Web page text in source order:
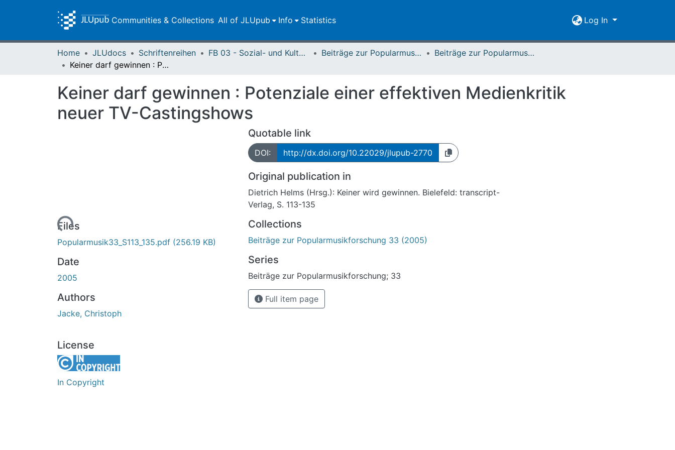
Communities & Collections All of JLUpub Info Statistics Log In
Home JLUdocs Schriftenreihen FB 03 - Sozial- und Kulturwissenschaften Beiträge zur Popularmusikforschung
Beiträge zur Popularmusikforschung 33 (2005)
Keiner darf gewinnen : Potenziale einer effektiven Medienkritik neuer TV-Castingshows
Keiner darf gewinnen : Potenziale einer effektiven Medienkritik
neuer TV-Castingshows
Loading...
Files
Popularmusik33_S113_135.pdf (256.19 KB)
Date
2005
Authors
Jacke, Christoph
License
In Copyright
Quotable link
DOI: http://dx.doi.org/10.22029/jlupub-2770
Original publication in
Dietrich Helms (Hrsg.): Keiner wird gewinnen. Bielefeld: transcript-
Verlag, S. 113-135
Collections
Beiträge zur Popularmusikforschung 33 (2005)
Series
Beiträge zur Popularmusikforschung; 33
Full item page